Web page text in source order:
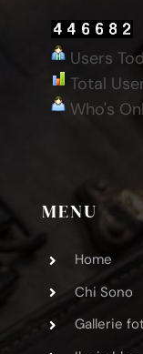
Users
Total
Who's
MENU
Home
Chi Sono
Gallerie